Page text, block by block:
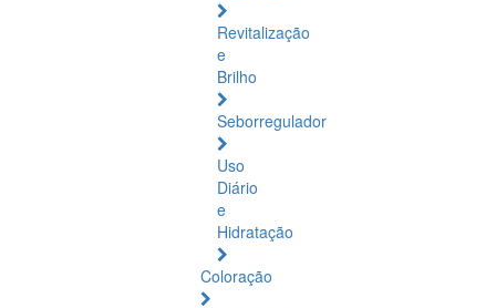
Revitalização
e
Brilho
Seborregulador
Uso
Diário
e
Hidratação
Coloração